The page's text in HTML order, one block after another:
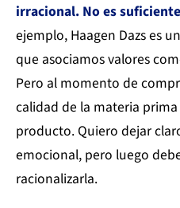
irracional. No es
ejemplo, Haagen Dazs es
que asociamos valores
Pero al momento de
calidad de la materia
producto. Quiero dejar
emocional, pero luego
racionalizarla.